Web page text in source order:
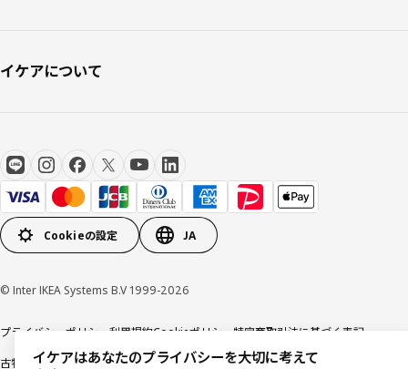
イケアについて
Cookieの設定 JA
© Inter IKEA Systems B.V 1999-2026
プライバシーポリシー 利用規約Cookieポリシー 特定商取引法に基づく表記
古物営業法に基づく表記
イケアはあなたのプライバシーを大切に考えて